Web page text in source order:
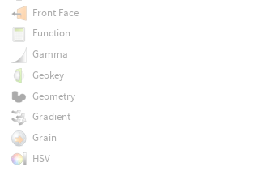
Front Face
Function
Gamma
Geokey
Geometry
Gradient
Grain
HSV